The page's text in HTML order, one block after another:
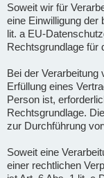
Soweit wir für
eine Einwilligung der
lit. a EU-
Rechtsgrundlage für
Bei der Verarbeitung
Erfüllung eines
Person ist,
Rechtsgrundlage.
zur Durchführung
Soweit eine
einer rechtlichen